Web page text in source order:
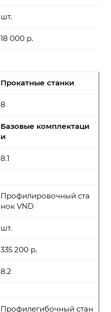
шт.
18 000 р.
Прокатные станки
8
Базовые комплектаци
и
8.1
Профилировочный ста
нок VND
шт.
335 200 р.
8.2
Профилегибочный стан